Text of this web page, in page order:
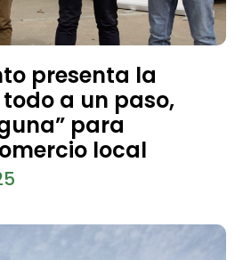
presenta la
a un paso,
para
local